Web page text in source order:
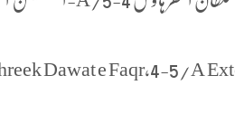
Dawat e Faqr,4-5/A